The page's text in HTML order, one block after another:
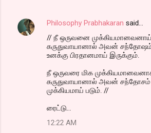
s
Philosophy Prabhakaran said…
// நீ ஒருவனை முக்கியமானவனாய்
கருதுவாயானால் அவன் சந்தோஷம்
உனக்கு பிரதானமாய் இருக்கும்.
நீ ஒருவரை மிக
கருதுவாயானால் அவன் சந்தோசம்
முக்கியமாய் படும். //
ரைட்டு...
12:22 AM